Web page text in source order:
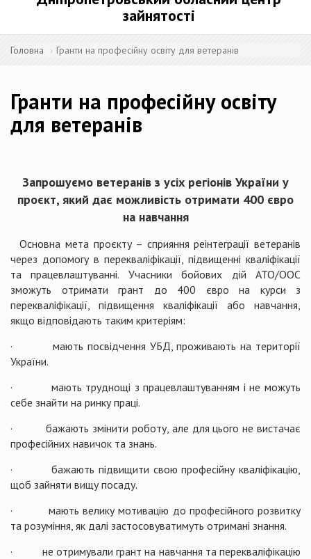
зайнятості
Головна Гранти на професійну освіту для ветеранів
Гранти на професійну освіту
для ветеранів
Запрошуємо ветеранів з усіх регіонів України у
проєкт, який дає можливість отримати 400 євро
на навчання
Основна мета проєкту – сприяння реінтеграції ветеранів
через допомогу в перекваліфікації, підвищенні кваліфікації
та працевлаштуванні. Учасники бойових дій АТО/ООС
зможуть отримати грант до 400 євро на курси з
перекваліфікації, підвищення кваліфікації або навчання,
якщо відповідають таким критеріям:
· мають посвідчення УБД, проживають на території
України.
· мають труднощі з працевлаштуванням і не можуть
себе знайти на ринку праці.
· бажають змінити роботу, але для цього не вистачає
професійних навичок та знань.
· бажають підвищити свою професійну кваліфікацію,
щоб зайняти вищу посаду.
· мають велику мотивацію до професійного розвитку
та розуміння, як далі застосовуватимуть отримані знання.
· не отримували грант на навчання та перекваліфікацію